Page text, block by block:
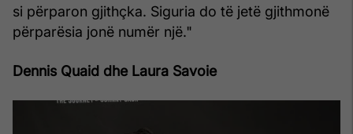
si përparon gjithçka. Siguria do të jetë gjithmonë
përparësia jonë numër një."
Dennis Quaid dhe Laura Savoie